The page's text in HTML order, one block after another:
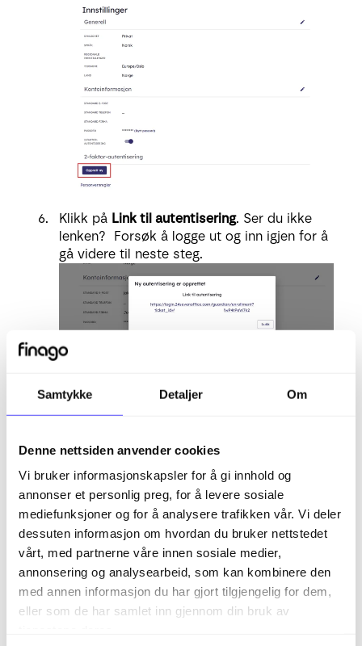
Samtykke Detaljer Om
Denne nettsiden anvender cookies
Vi bruker informasjonskapsler for å gi innhold og
annonser et personlig preg, for å levere sosiale
mediefunksjoner og for å analysere trafikken vår. Vi deler
dessuten informasjon om hvordan du bruker nettstedet
vårt, med partnerne våre innen sosiale medier,
annonsering og analysearbeid, som kan kombinere den
med annen informasjon du har gjort tilgjengelig for dem,
eller som de har samlet inn gjennom din bruk av
Klikk på Link til autentisering. Ser du ikke
lenken? Forsøk å logge ut og inn igjen for å
gå videre til neste steg.
Skann QR-koden du får opp på skjermen
mobiltelefonen din. Dette kan være for
eksempel Google Authenticator (Last ned
Android eller iPhone ).
Legg inn koden du får på din
autentiseringsapp.